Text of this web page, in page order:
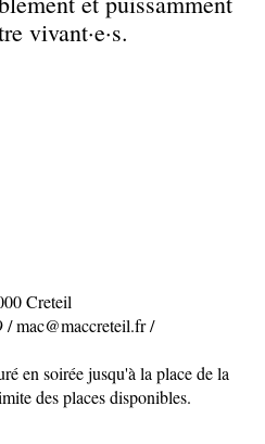
vivant·e·s.
Creteil
/ mac@maccreteil.fr /
en soirée jusqu'à la place de la
des places disponibles.